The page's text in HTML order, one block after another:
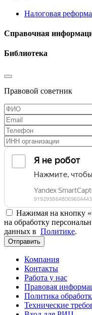
Налоговая
Справочная
Библиотека
Правовой советник
Нажимая на кнопку
на обработку
данных в Политике.
Отправить
Компания
Контакты
Работа у нас
Правовая
Политика
Технические